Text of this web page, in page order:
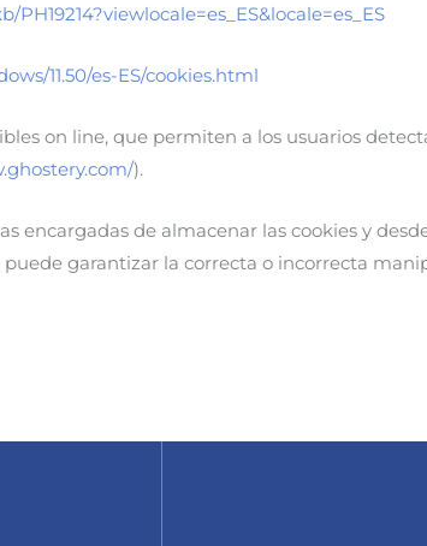
11.50/es-ES/cookies.html
on line, que permiten a los usuarios
).
encargadas de almacenar las cookies y
garantizar la correcta o incorrecta